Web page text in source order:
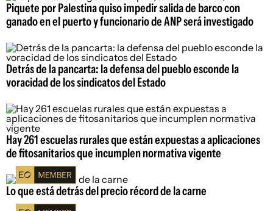
Piquete por Palestina quiso impedir salida de barco con
ganado en el puerto y funcionario de ANP será investigado
Detrás de la pancarta: la defensa del pueblo esconde la
voracidad de los sindicatos del Estado
Hay 261 escuelas rurales que están expuestas a aplicaciones
de fitosanitarios que incumplen normativa vigente
Lo que está detrás del precio récord de la carne